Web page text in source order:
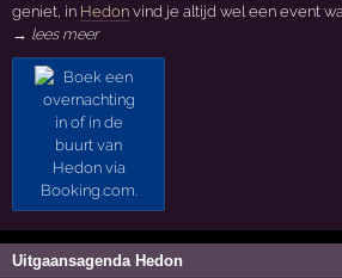
geniet, in Hedon vind je altijd wel een event
→ lees meer
Uitgaansagenda Hedon